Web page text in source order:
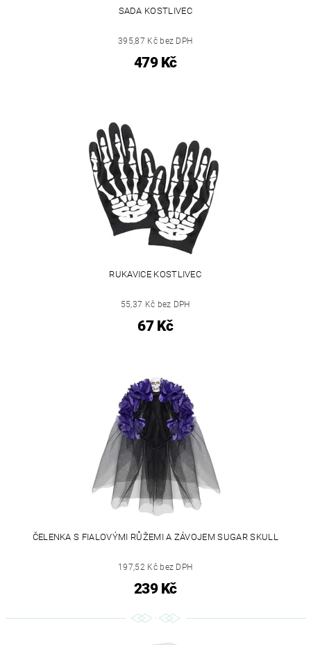
SADA KOSTLIVEC
395,87 Kč bez DPH
479 Kč
RUKAVICE KOSTLIVEC
55,37 Kč bez DPH
67 Kč
ČELENKA S FIALOVÝMI RŮŽEMI A ZÁVOJEM SUGAR SKULL
197,52 Kč bez DPH
239 Kč